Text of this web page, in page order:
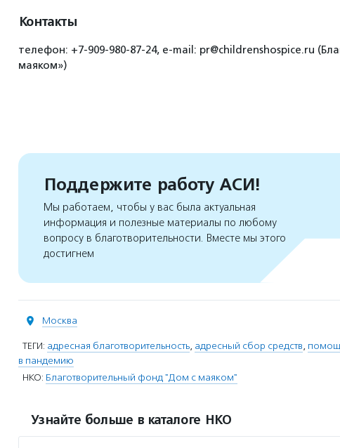
Контакты
телефон: +7-909-980-87-24, e-mail: pr@childrenshospice.ru
маяком»)
Поддержите работу АСИ!
Мы работаем, чтобы у вас была актуальная
информация и полезные материалы по любому
вопросу в благотворительности. Вместе мы этого
достигнем
Москва
ТЕГИ: адресная благотворительность, адресный сбор средств,
в пандемию
НКО: Благотворительный фонд "Дом с маяком"
Узнайте больше в каталоге НКО